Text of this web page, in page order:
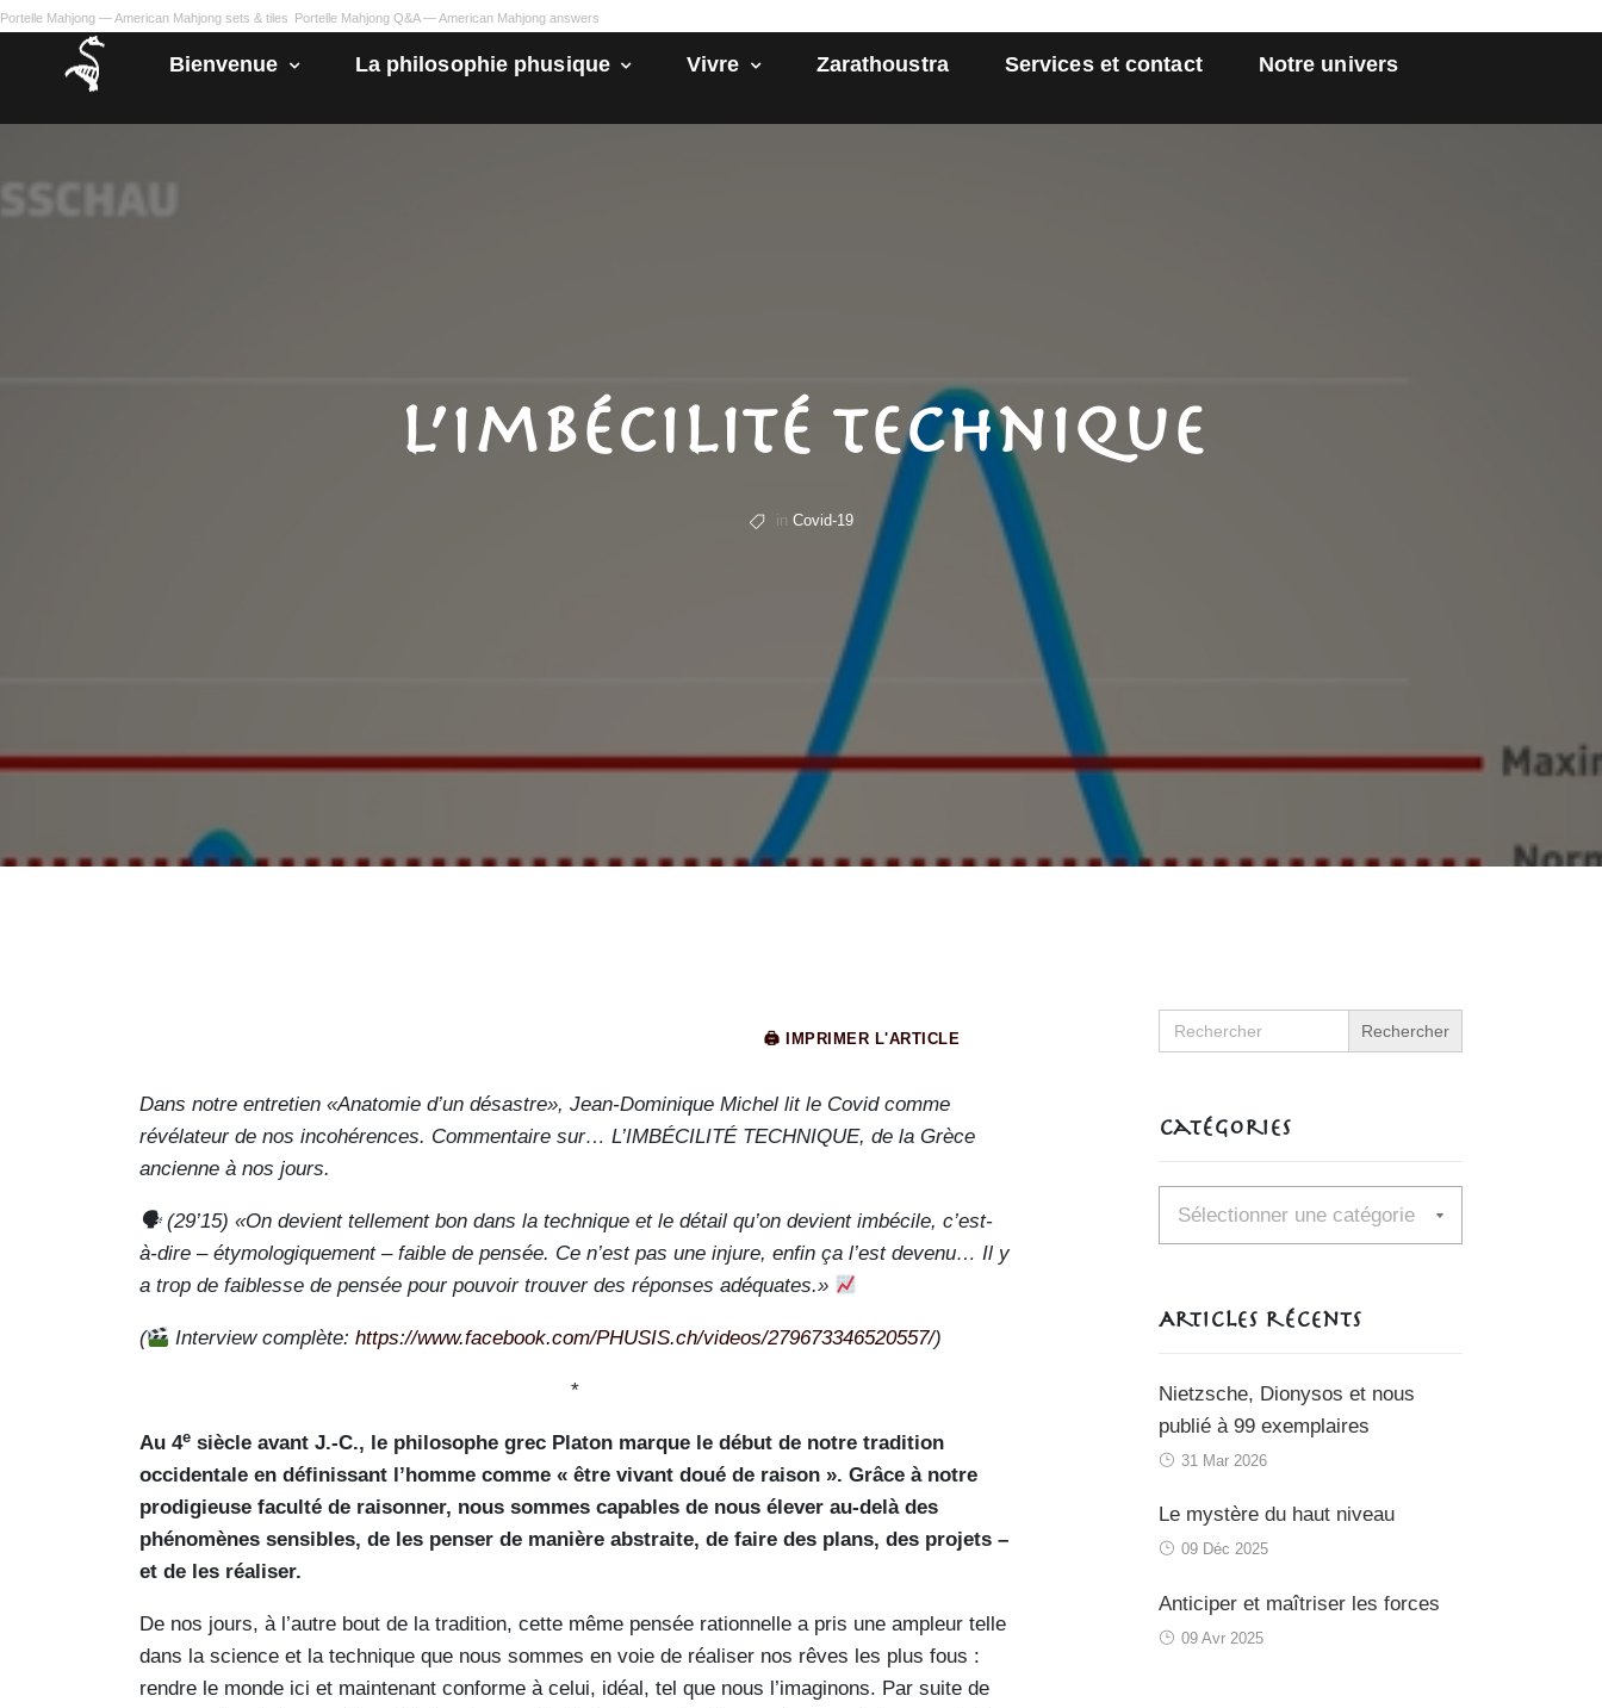
Portelle Mahjong — American Mahjong sets & tiles Portelle Mahjong Q&A — American Mahjong answers
Bienvenue La philosophie phusique Vivre Zarathoustra Services et contact Notre univers
L’imbécilité technique
in Covid-19
🖨 IMPRIMER L'ARTICLE
Dans notre entretien «Anatomie d’un désastre», Jean-Dominique Michel lit le Covid comme
révélateur de nos incohérences. Commentaire sur… L’IMBÉCILITÉ TECHNIQUE, de la Grèce
ancienne à nos jours.
🗣 (29’15) «On devient tellement bon dans la technique et le détail qu’on devient imbécile, c’est-
à-dire – étymologiquement – faible de pensée. Ce n’est pas une injure, enfin ça l’est devenu… Il y
a trop de faiblesse de pensée pour pouvoir trouver des réponses adéquates.»
( Interview complète:https://www.facebook.com/PHUSIS.ch/videos/279673346520557/)
*
Au 4e siècle avant J.-C., le philosophe grec Platon marque le début de notre tradition
occidentale en définissant l’homme comme « être vivant doué de raison ». Grâce à notre
prodigieuse faculté de raisonner, nous sommes capables de nous élever au-delà des
phénomènes sensibles, de les penser de manière abstraite, de faire des plans, des projets –
et de les réaliser.
De nos jours, à l’autre bout de la tradition, cette même pensée rationnelle a pris une ampleur telle
dans la science et la technique que nous sommes en voie de réaliser nos rêves les plus fous :
rendre le monde ici et maintenant conforme à celui, idéal, tel que nous l’imaginons. Par suite de
Search
for:
Catégories
Catégories
Articles récents
Nietzsche, Dionysos et nous
publié à 99 exemplaires
31 Mar 2026
Le mystère du haut niveau
09 Déc 2025
Anticiper et maîtriser les forces
09 Avr 2025